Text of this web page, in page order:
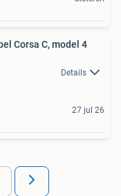
Corsa C, model 4
Details
27 jul 26